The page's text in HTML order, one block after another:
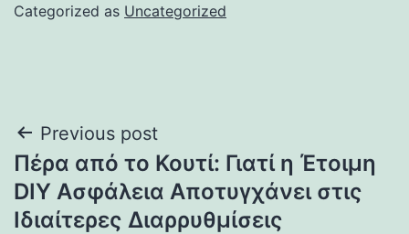
Categorized as Uncategorized
Post
navigation
Previous post
Πέρα από το Κουτί: Γιατί η Έτοιμη
DIY Ασφάλεια Αποτυγχάνει στις
Ιδιαίτερες Διαρρυθμίσεις